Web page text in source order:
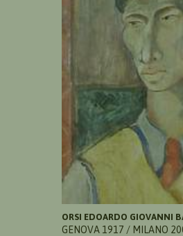
ORSI EDOARDO GIOVANNI
GENOVA 1917 / MILANO